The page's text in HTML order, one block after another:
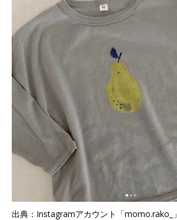
出典：Instagramアカウント「momo.rako_」